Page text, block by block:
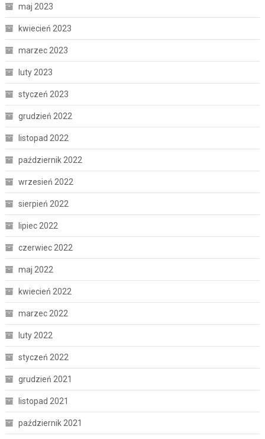
maj 2023
kwiecień 2023
marzec 2023
luty 2023
styczeń 2023
grudzień 2022
listopad 2022
październik 2022
wrzesień 2022
sierpień 2022
lipiec 2022
czerwiec 2022
maj 2022
kwiecień 2022
marzec 2022
luty 2022
styczeń 2022
grudzień 2021
listopad 2021
październik 2021